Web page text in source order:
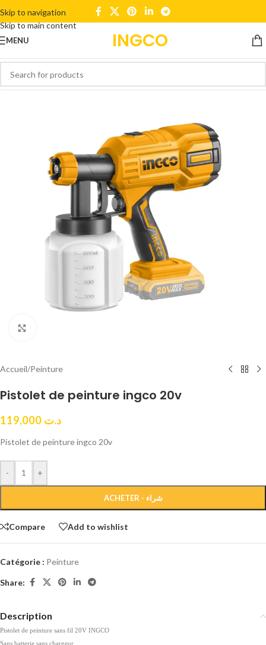
Skip to navigation
Skip to main content
MENU INGCO
Accueil/Peinture
Pistolet de peinture ingco 20v
د.ت
Pistolet de peinture ingco 20v
- +
ACHETER - شراء
Compare Add to wishlist
Catégorie : Peinture
Share:
Description
Pistolet de peinture sans fil 20V INGCO
Sans batterie sans chargeur